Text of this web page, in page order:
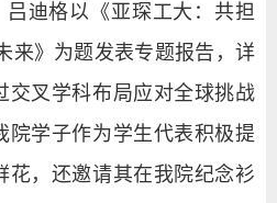
迪格以《亚琛工大：共担
来》为题发表专题报告，详
交叉学科布局应对全球挑战
院学子作为学生代表积极提
花，还邀请其在我院纪念衫